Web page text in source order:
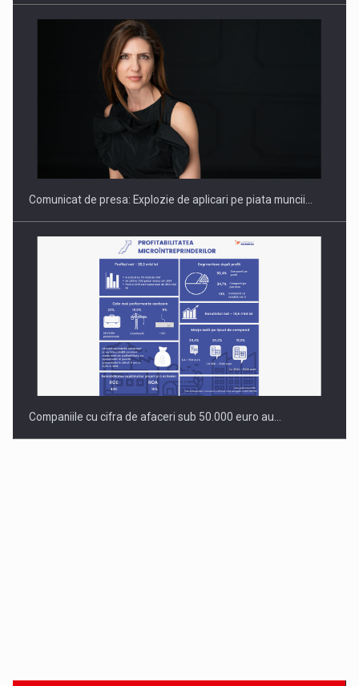
PUTTING ROMANIAN CORPORATE COMPANIES ON THE
INTERNATIONAL BUSINESS SCENE
Comunicat de presa: Explozie de aplicari pe piata muncii…
Companiile cu cifra de afaceri sub 50.000 euro au…